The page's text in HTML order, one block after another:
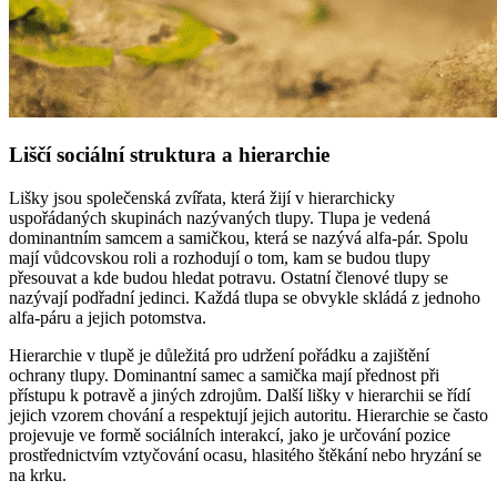
Liščí sociální struktura a hierarchie
Lišky jsou společenská zvířata, která žijí v hierarchicky
uspořádaných skupinách nazývaných tlupy. Tlupa je vedená
dominantním samcem a samičkou, která se nazývá alfa-pár. Spolu
mají vůdcovskou roli a rozhodují o tom, kam se budou tlupy
přesouvat a kde budou hledat potravu. Ostatní členové tlupy se
nazývají podřadní jedinci. Každá tlupa se obvykle skládá z jednoho
alfa-páru a jejich potomstva.
Hierarchie v tlupě je důležitá pro udržení pořádku a zajištění
ochrany tlupy. Dominantní samec a samička mají přednost při
přístupu k potravě a jiných zdrojům. Další lišky v hierarchii se řídí
jejich vzorem chování a respektují jejich autoritu. Hierarchie se často
projevuje ve formě sociálních interakcí, jako je určování pozice
prostřednictvím vztyčování ocasu, hlasitého štěkání nebo hryzání se
na krku.